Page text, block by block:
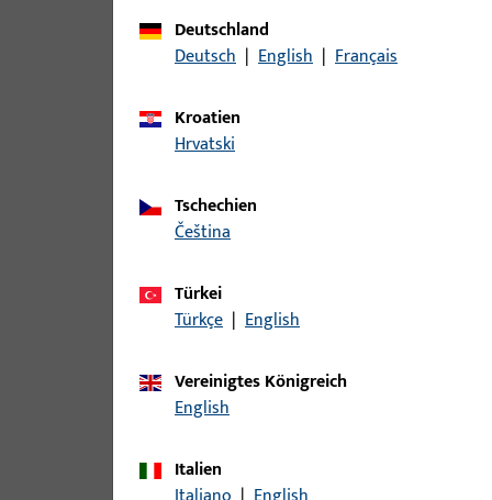
Zu diesem Produkt gibt es folgende Varianten:
B-78430-04-0-1 | Drückerstift |
B-78430-05-0-1 | Drückerstift |
B-78430-07-0-1 | Drückerstift |
Deutschland
Deutsch | English | Français
Kroatien
Hrvatski
Tschechien
čeština
Türkei
Türkçe | English
Vereinigtes Königreich
English
Italien